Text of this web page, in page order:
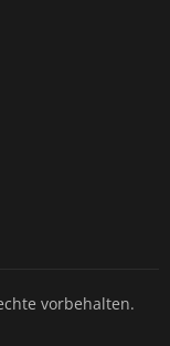
vorbehalten.